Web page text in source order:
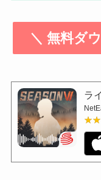
＼ 無料ダ
ラ